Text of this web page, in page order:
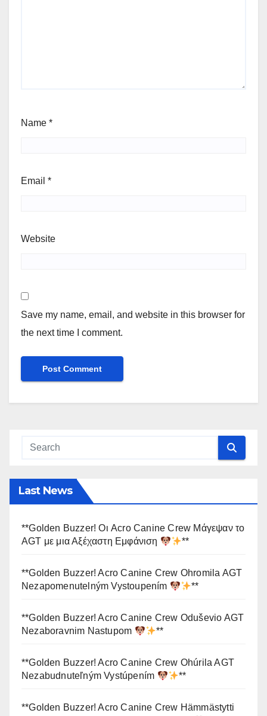
Name *
Email *
Website
Save my name, email, and website in this browser for
the next time I comment.
Last News
**Golden Buzzer! Οι Acro Canine Crew Μάγεψαν το
AGT με μια Αξέχαστη Εμφάνιση
**
**Golden Buzzer! Acro Canine Crew Ohromila AGT
Nezapomenutelným Vystoupením
**
**Golden Buzzer! Acro Canine Crew Oduševio AGT
Nezaboravnim Nastupom
**
**Golden Buzzer! Acro Canine Crew Ohúrila AGT
Nezabudnuteľným Vystúpením
**
**Golden Buzzer! Acro Canine Crew Hämmästytti